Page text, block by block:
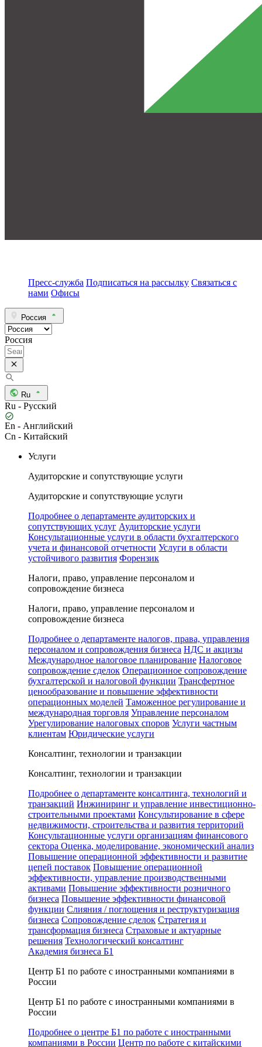
Пресс-служба Подписаться на рассылку Связаться с
нами Офисы
Россия
Россия
Ru
Ru - Русский
En - Английский
Cn - Китайский
Услуги
Аудиторские и сопутствующие услуги
Аудиторские и сопутствующие услуги
Подробнее о департаменте аудиторских и
сопутствующих услуг Аудиторские услуги
Консультационные услуги в области бухгалтерского
учета и финансовой отчетности Услуги в области
устойчивого развития Форензик
Налоги, право, управление персоналом и
сопровождение бизнеса
Налоги, право, управление персоналом и
сопровождение бизнеса
Подробнее о департаменте налогов, права, управления
персоналом и сопровождения бизнеса НДС и акцизы
Международное налоговое планирование Налоговое
сопровождение сделок Операционное сопровождение
бухгалтерской и налоговой функции Трансфертное
ценообразование и повышение эффективности
операционных моделей Таможенное регулирование и
международная торговля Управление персоналом
Урегулирование налоговых споров Услуги частным
клиентам Юридические услуги
Консалтинг, технологии и транзакции
Консалтинг, технологии и транзакции
Подробнее о департаменте консалтинга, технологий и
транзакций Инжиниринг и управление инвестиционно-
строительными проектами Консультирование в сфере
недвижимости, строительства и развития территорий
Консультационные услуги организациям финансового
сектора Оценка, моделирование, экономический анализ
Повышение операционной эффективности и развитие
цепей поставок Повышение операционной
эффективности, управление производственными
активами Повышение эффективности розничного
бизнеса Повышение эффективности финансовой
функции Слияния / поглощения и реструктуризация
бизнеса Сопровождение сделок Стратегия и
трансформация бизнеса Страховые и актуарные
решения Технологический консалтинг
Академия бизнеса Б1
Центр Б1 по работе с иностранными компаниями в
России
Центр Б1 по работе с иностранными компаниями в
России
Подробнее о центре Б1 по работе с иностранными
компаниями в России Центр по работе с китайскими